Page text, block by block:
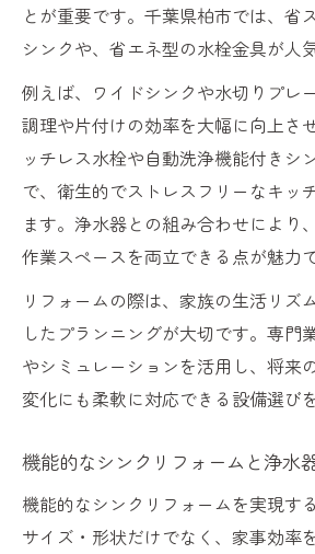
とが重要です。千葉県柏市では、省
シンクや、省エネ型の水栓金具が人
例えば、ワイドシンクや水切りプレ
調理や片付けの効率を大幅に向上さ
ッチレス水栓や自動洗浄機能付きシ
で、衛生的でストレスフリーなキッ
ます。浄水器との組み合わせにより
作業スペースを両立できる点が魅力で
リフォームの際は、家族の生活リズ
したプランニングが大切です。専門
やシミュレーションを活用し、将来
変化にも柔軟に対応できる設備選び
機能的なシンクリフォームと浄水
機能的なシンクリフォームを実現す
サイズ・形状だけでなく、家事効率